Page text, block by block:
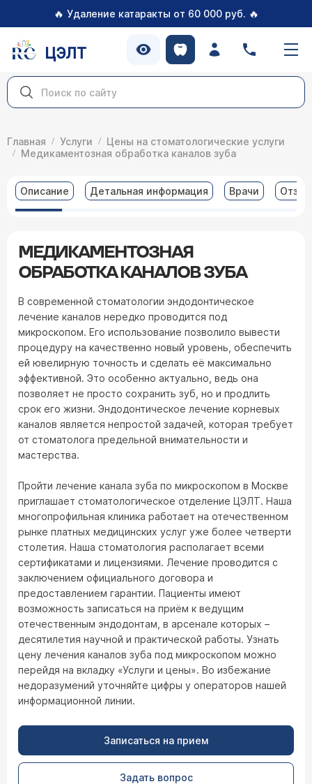
🔥 Удаление катаракты от 60 000 руб. 🔥
ЦЭЛТ
Главная Услуги
Цены на стоматологические услуги
Медикаментозная обработка каналов зуба
Описание Детальная информация Врачи
МЕДИКАМЕНТОЗНАЯ
ОБРАБОТКА КАНАЛОВ ЗУБА
В современной стоматологии эндодонтическое
лечение каналов нередко проводится под
микроскопом. Его использование позволило вывести
процедуру на качественно новый уровень, обеспечить
ей ювелирную точность и сделать её максимально
эффективной. Это особенно актуально, ведь она
позволяет не просто сохранить зуб, но и продлить
срок его жизни. Эндодонтическое лечение корневых
каналов является непростой задачей, которая требует
от стоматолога предельной внимательности и
мастерства.
Пройти лечение канала зуба по микроскопом в Москве
приглашает стоматологическое отделение ЦЭЛТ. Наша
многопрофильная клиника работает на отечественном
рынке платных медицинских услуг уже более четверти
столетия. Наша стоматология располагает всеми
сертификатами и лицензиями. Лечение проводится с
заключением официального договора и
предоставлением гарантии. Пациенты имеют
возможность записаться на приём к ведущим
отечественным эндодонтам, в арсенале которых –
десятилетия научной и практической работы. Узнать
цену лечения каналов зуба под микроскопом можно
перейдя на вкладку «Услуги и цены». Во избежание
недоразумений уточняйте цифры у операторов нашей
информационной линии.
Записаться на прием
Задать вопрос